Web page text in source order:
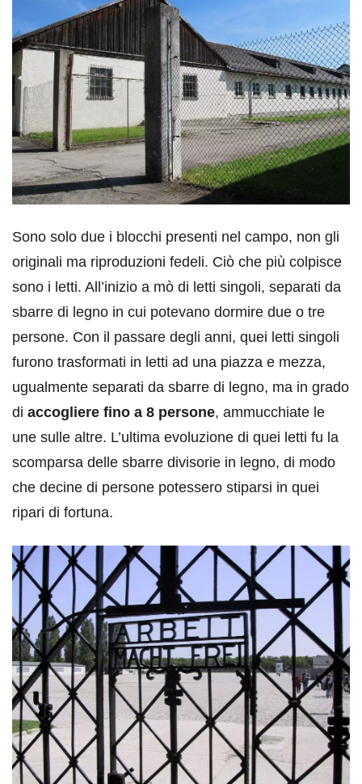
Sono solo due i blocchi presenti nel campo, non gli
originali ma riproduzioni fedeli. Ciò che più colpisce
sono i letti. All’inizio a mò di letti singoli, separati da
sbarre di legno in cui potevano dormire due o tre
persone. Con il passare degli anni, quei letti singoli
furono trasformati in letti ad una piazza e mezza,
ugualmente separati da sbarre di legno, ma in grado
di accogliere fino a 8 persone, ammucchiate le
une sulle altre. L’ultima evoluzione di quei letti fu la
scomparsa delle sbarre divisorie in legno, di modo
che decine di persone potessero stiparsi in quei
ripari di fortuna.